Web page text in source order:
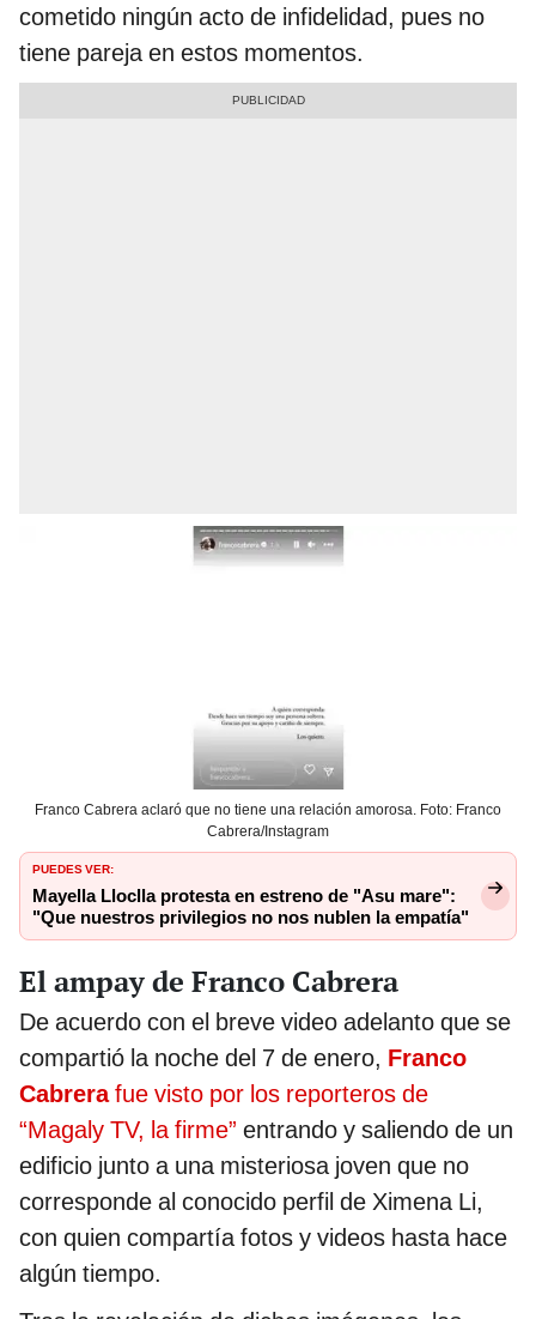
cometido ningún acto de infidelidad, pues no
tiene pareja en estos momentos.
Franco Cabrera aclaró que no tiene una relación amorosa. Foto: Franco
Cabrera/Instagram
PUEDES VER:
Mayella Lloclla protesta en estreno de "Asu mare":
"Que nuestros privilegios no nos nublen la empatía"
El ampay de Franco Cabrera
De acuerdo con el breve video adelanto que se
compartió la noche del 7 de enero, Franco
Cabrerafue visto por los reporteros de
“Magaly TV, la firme” entrando y saliendo de un
edificio junto a una misteriosa joven que no
corresponde al conocido perfil de Ximena Li,
con quien compartía fotos y videos hasta hace
algún tiempo.